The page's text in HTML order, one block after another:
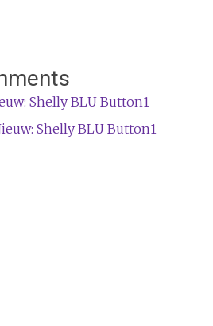
Shelly BLU Button1
Shelly BLU Button1